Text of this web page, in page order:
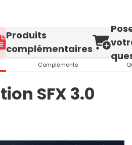
Produits
complémentaires
Compléments
SFX 3.0